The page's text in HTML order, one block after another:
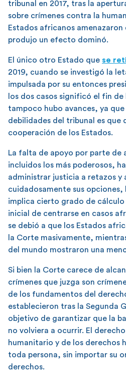
tribunal en 2017, tras la
sobre crímenes contra la
Estados africanos
produjo un efecto dominó.
El único otro Estado que se
2019, cuando se investigó la
impulsada por su entonces
los dos casos significó el fin
tampoco hubo avances, ya
debilidades del tribunal es que
cooperación de los Estados.
La falta de apoyo por parte de
incluidos los más poderosos,
administrar justicia a retazos y
cuidadosamente sus
implica cierto grado de
inicial de centrarse en casos
se debió a que los Estados
la Corte masivamente,
del mundo mostraron una
Si bien la Corte carece de
crímenes que juzga son
de los fundamentos del
establecieron tras la Segunda
objetivo de garantizar que la
no volviera a ocurrir. El
humanitario y de los derechos
toda persona, sin importar su
derechos.